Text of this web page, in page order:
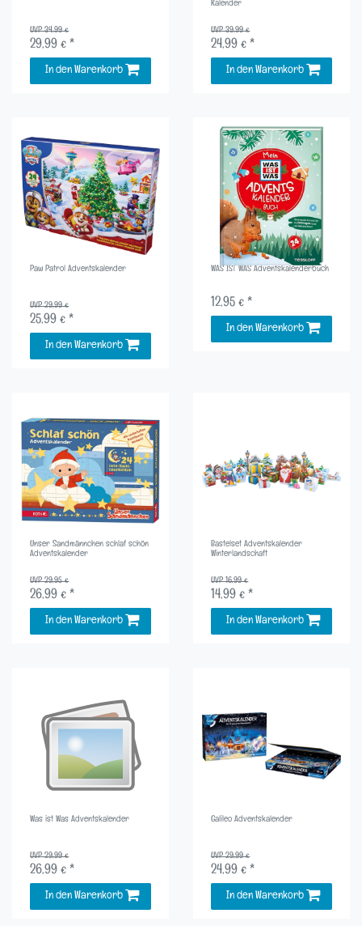
UVP 34,99 €
29,99 € *
In den Warenkorb
Kalender
UVP 39,99 €
24,99 € *
In den Warenkorb
Paw Patrol Adventskalender
UVP 29,99 €
25,99 € *
In den Warenkorb
WAS IST WAS Adventskalenderbuch
12,95 € *
In den Warenkorb
Unser Sandmännchen schlaf schön
Adventskalender
UVP 29,95 €
26,99 € *
In den Warenkorb
Bastelset Adventskalender
Winterlandschaft
UVP 16,99 €
14,99 € *
In den Warenkorb
Was ist Was Adventskalender
UVP 29,99 €
26,99 € *
In den Warenkorb
Galileo Adventskalender
UVP 29,99 €
24,99 € *
In den Warenkorb